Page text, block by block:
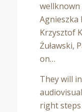
wellknown
Agnieszka
Krzysztof
Żuławski,
on…
They will
right